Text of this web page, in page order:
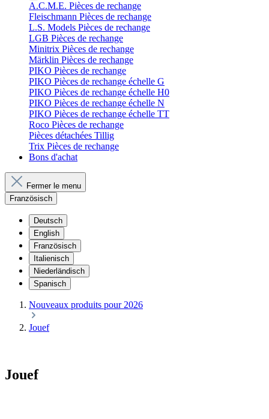
A.C.M.E. Pièces de rechange
Fleischmann Pièces de rechange
L.S. Models Pièces de rechange
LGB Pièces de rechange
Minitrix Pièces de rechange
Märklin Pièces de rechange
PIKO Pièces de rechange
PIKO Pièces de rechange échelle G
PIKO Pièces de rechange échelle H0
PIKO Pièces de rechange échelle N
PIKO Pièces de rechange échelle TT
Roco Pièces de rechange
Pièces détachées Tillig
Trix Pièces de rechange
Bons d'achat
Fermer le menu
Französisch
Deutsch
English
Französisch
Italienisch
Niederländisch
Spanisch
Nouveaux produits pour 2026
Jouef
Jouef